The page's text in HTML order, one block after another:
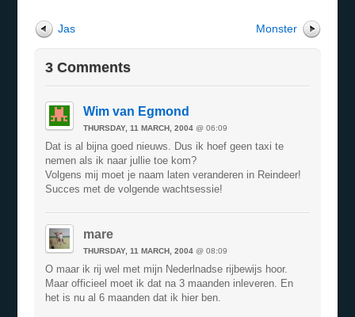
Jas Monster
3 Comments
Wim van Egmond
THURSDAY, 11 MARCH, 2004 @ 06:09
Dat is al bijna goed nieuws. Dus ik hoef geen taxi te
nemen als ik naar jullie toe kom?
Volgens mij moet je naam laten veranderen in Reindeer!
Succes met de volgende wachtsessie!
mare
THURSDAY, 11 MARCH, 2004 @ 08:09
O maar ik rij wel met mijn Nederlnadse rijbewijs hoor.
Maar officieel moet ik dat na 3 maanden inleveren. En
het is nu al 6 maanden dat ik hier ben.